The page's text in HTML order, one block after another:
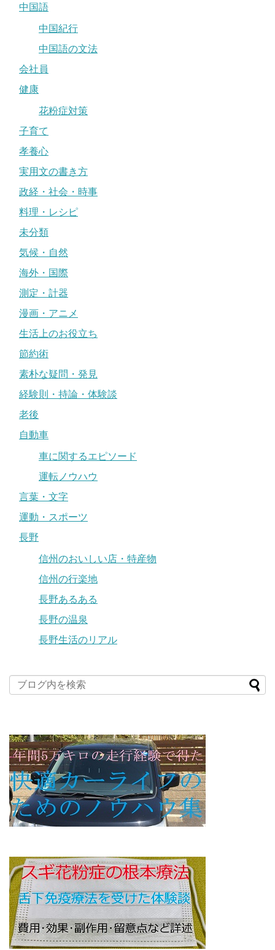
中国語
中国紀行
中国語の文法
会社員
健康
花粉症対策
子育て
孝養心
実用文の書き方
政経・社会・時事
料理・レシピ
未分類
気候・自然
海外・国際
測定・計器
漫画・アニメ
生活上のお役立ち
節約術
素朴な疑問・発見
経験則・持論・体験談
老後
自動車
車に関するエピソード
運転ノウハウ
言葉・文字
運動・スポーツ
長野
信州のおいしい店・特産物
信州の行楽地
長野あるある
長野の温泉
長野生活のリアル